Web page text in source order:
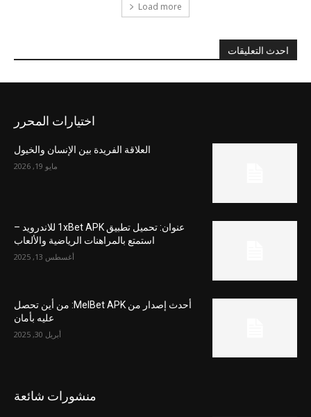
Load more
احدث التعليقات
اختيارات المحرر
العلاقة الفريدة بين الإنسان والخيول
مايو 19, 2026
عنوان: تحميل تطبيق 1xBet APK للاندرويد –
استمتع بالمراهنات الرياضية والألعاب
أغسطس 13, 2025
أحدث إصدار من MelBet APK: من أين تحصل
عليه بأمان
أبريل 30, 2025
منشورات شائعة